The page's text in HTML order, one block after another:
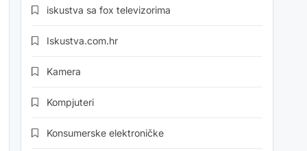
iskustva sa fox televizorima
Iskustva.com.hr
Kamera
Kompjuteri
Konsumerske elektroničke